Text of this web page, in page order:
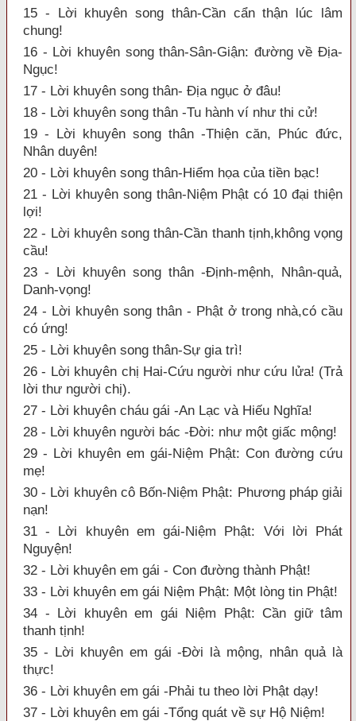
15 - Lời khuyên song thân-Cần cẩn thận lúc lâm
chung!
16 - Lời khuyên song thân-Sân-Giận: đường về Địa-
Ngục!
17 - Lời khuyên song thân- Địa ngục ở đâu!
18 - Lời khuyên song thân -Tu hành ví như thi cử!
19 - Lời khuyên song thân -Thiện căn, Phúc đức,
Nhân duyên!
20 - Lời khuyên song thân-Hiểm họa của tiền bạc!
21 - Lời khuyên song thân-Niệm Phật có 10 đại thiện
lợi!
22 - Lời khuyên song thân-Cần thanh tịnh,không vọng
cầu!
23 - Lời khuyên song thân -Định-mệnh, Nhân-quả,
Danh-vọng!
24 - Lời khuyên song thân - Phật ở trong nhà,có cầu
có ứng!
25 - Lời khuyên song thân-Sự gia trì!
26 - Lời khuyên chị Hai-Cứu người như cứu lửa! (Trả
lời thư người chị).
27 - Lời khuyên cháu gái -An Lạc và Hiếu Nghĩa!
28 - Lời khuyên người bác -Đời: như một giấc mộng!
29 - Lời khuyên em gái-Niệm Phật: Con đường cứu
mẹ!
30 - Lời khuyên cô Bốn-Niệm Phật: Phương pháp giải
nạn!
31 - Lời khuyên em gái-Niệm Phật: Với lời Phát
Nguyện!
32 - Lời khuyên em gái - Con đường thành Phật!
33 - Lời khuyên em gái Niệm Phật: Một lòng tin Phật!
34 - Lời khuyên em gái Niệm Phật: Cần giữ tâm
thanh tịnh!
35 - Lời khuyên em gái -Đời là mộng, nhân quả là
thực!
36 - Lời khuyên em gái -Phải tu theo lời Phật dạy!
37 - Lời khuyên em gái -Tổng quát về sự Hộ Niệm!